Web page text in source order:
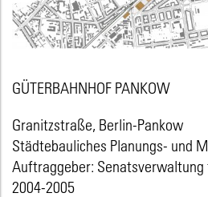
GÜTERBAHNHOF PANKOW
Granitzstraße, Berlin-Pankow
Städtebauliches Planungs- und
Auftraggeber:
2004-2005